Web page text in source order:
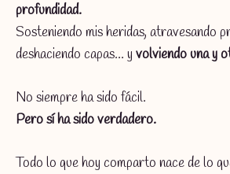
profundidad.
Sosteniendo mis heridas, atravesando
deshaciendo capas… y volviendo una y
No siempre ha sido fácil.
Pero sí ha sido verdadero.
Todo lo que hoy comparto nace de lo